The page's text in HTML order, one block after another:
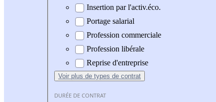
Insertion par l'activ.éco.
Portage salarial
Profession commerciale
Profession libérale
Reprise d'entreprise
Voir plus de types de contrat
DURÉE DE CONTRAT